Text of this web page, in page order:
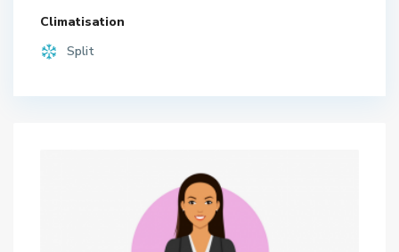
Climatisation
Split